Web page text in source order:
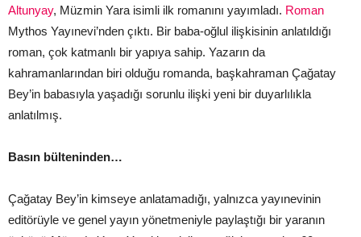
Altunyay, Müzmin Yara isimli ilk romanını yayımladı. Roman
Mythos Yayınevi’nden çıktı. Bir baba-oğlul ilişkisinin anlatıldığı
roman, çok katmanlı bir yapıya sahip. Yazarın da
kahramanlarından biri olduğu romanda, başkahraman Çağatay
Bey’in babasıyla yaşadığı sorunlu ilişki yeni bir duyarlılıkla
anlatılmış.
Basın bülteninden…
Çağatay Bey’in kimseye anlatamadığı, yalnızca yayınevinin
editörüyle ve genel yayın yönetmeniyle paylaştığı bir yaranın